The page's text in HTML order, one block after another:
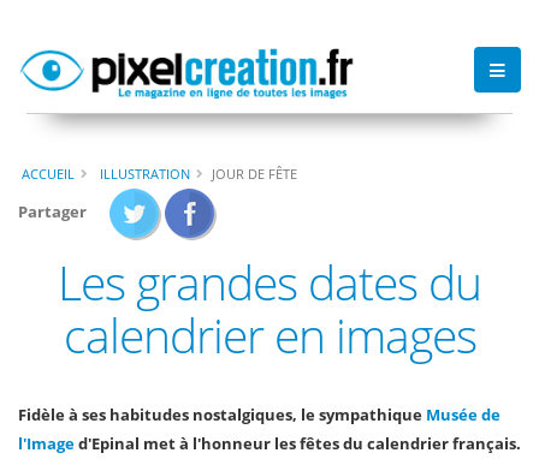
ACCUEIL ILLUSTRATION JOUR DE FÊTE
Partager
Les grandes dates du
calendrier en images
Fidèle à ses habitudes nostalgiques, le sympathique Musée de
l'Imaged'Epinal met à l'honneur les fêtes du calendrier français.